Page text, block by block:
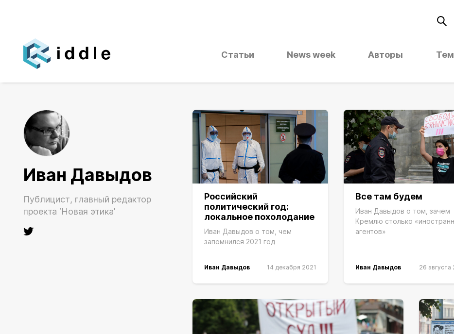
Статьи News week Авторы
Иван Давыдов
Публицист, главный редактор
проекта ‘Новая этика’
Российский
политический год:
локальное похолодание
Иван Давыдов о том, чем
запомнился 2021 год
Иван Давыдов 14 декабря 2021
Все там будем
Иван Давыдов о том, зачем
Кремлю столько
агентов»
Иван Давыдов 26 августа